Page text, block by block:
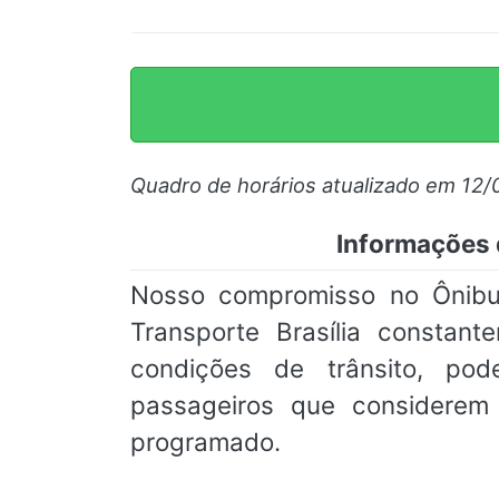
Quadro de horários atualizado em
Informações
Nosso compromisso no
Transporte Brasília
condições de trânsito,
passageiros que
programado.